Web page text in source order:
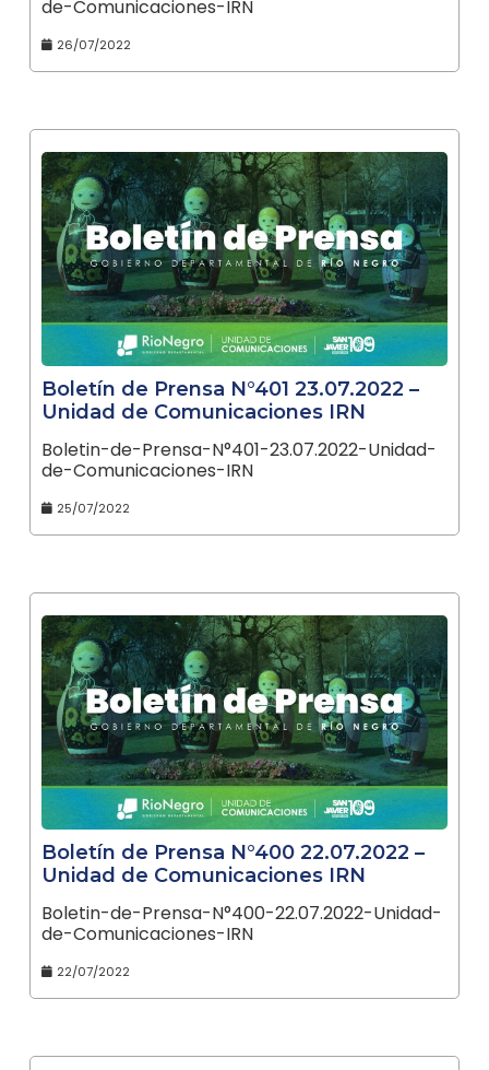
de-Comunicaciones-IRN
26/07/2022
Boletín de Prensa N°401 23.07.2022 –
Unidad de Comunicaciones IRN
Boletin-de-Prensa-N°401-23.07.2022-Unidad-
de-Comunicaciones-IRN
25/07/2022
Boletín de Prensa N°400 22.07.2022 –
Unidad de Comunicaciones IRN
Boletin-de-Prensa-N°400-22.07.2022-Unidad-
de-Comunicaciones-IRN
22/07/2022